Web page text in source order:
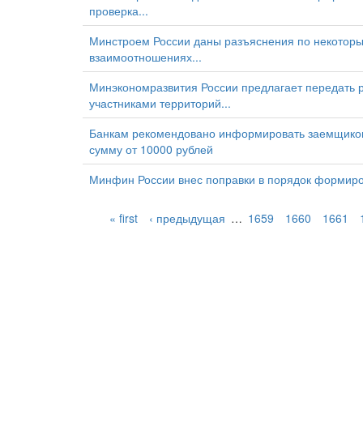
проверка...
Минстроем России даны разъяснения по
взаимоотношениях...
Минэкономразвития России предлагает
участниками территорий...
Банкам рекомендовано информировать
сумму от 10000 рублей
Минфин России внес поправки в порядок
« first ‹ предыдущая … 1659 1660 1661